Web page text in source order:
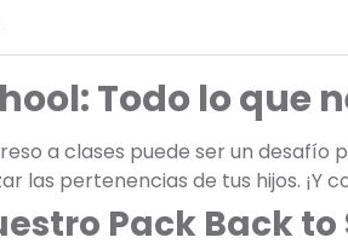
Todo lo
a clases puede ser un desafío
las pertenencias de tus hijos. ¡Y
Pack Back to